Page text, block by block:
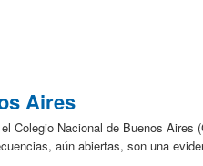
Aires
Colegio Nacional de Buenos
aún abiertas, son una